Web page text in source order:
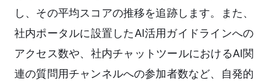
し、その平均スコアの推移を追跡します。また、
社内ポータルに設置したAI活用ガイドラインへの
アクセス数や、社内チャットツールにおけるAI関
連の質問用チャンネルへの参加者数など、自発的